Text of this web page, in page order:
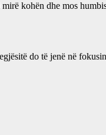
kohën dhe mos
do të jenë në